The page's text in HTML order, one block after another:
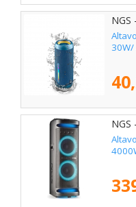
NGS
30W/
NGS